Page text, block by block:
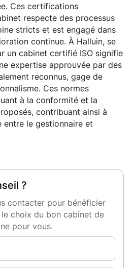
Ces certifications
respecte des processus
stricts et est engagé dans
continue. À Halluin, se
un cabinet certifié ISO signifie
expertise approuvée par des
reconnus, gage de
Ces normes
à la conformité et la
contribuant ainsi à
entre le gestionnaire et
?
contacter pour bénéficier
choix du bon cabinet de
pour vous.